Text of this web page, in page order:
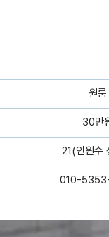
원룸
30만
21(인원수
010-